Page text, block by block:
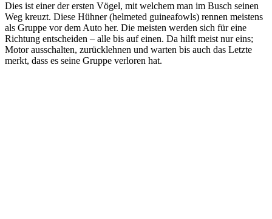
Dies ist einer der ersten Vögel, mit welchem man im Busch seinen
Weg kreuzt. Diese Hühner (helmeted guineafowls) rennen meistens
als Gruppe vor dem Auto her. Die meisten werden sich für eine
Richtung entscheiden – alle bis auf einen. Da hilft meist nur eins;
Motor ausschalten, zurücklehnen und warten bis auch das Letzte
merkt, dass es seine Gruppe verloren hat.